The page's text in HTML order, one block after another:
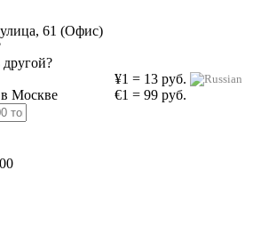
61 (Офис)
¥1 = 13 руб.
€1 = 99 руб.
Москве